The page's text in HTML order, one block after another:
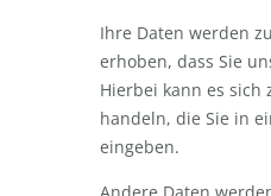
Ihre Daten werden
erhoben, dass Sie
Hierbei kann es sich
handeln, die Sie in
eingeben.